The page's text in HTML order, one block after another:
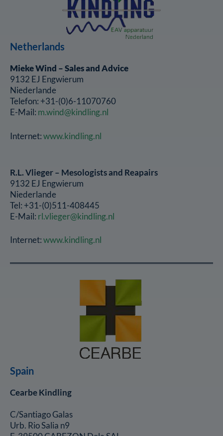
Netherlands
Mieke Wind – Sales and Advice
9132 EJ Engwierum
Niederlande
Telefon: +31-(0)6-11070760
E-Mail: m.wind@kindling.nl
Internet:www.kindling.nl
R.L. Vlieger – Mesologists and Reapairs
9132 EJ Engwierum
Niederlande
Tel: +31-(0)511-408445
E-Mail: rl.vlieger@kindling.nl
Internet:www.kindling.nl
Spain
Cearbe Kindling
C/Santiago Galas
Urb. Rio Salia n9